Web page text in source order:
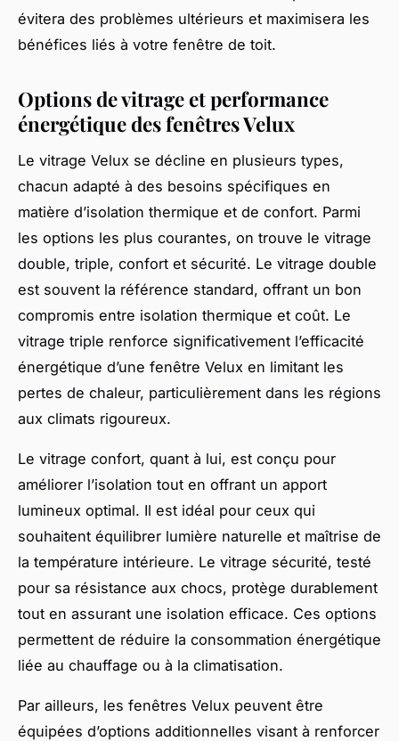
évitera des problèmes ultérieurs et maximisera les
bénéfices liés à votre fenêtre de toit.
Options de vitrage et performance
énergétique des fenêtres Velux
Le vitrage Velux se décline en plusieurs types,
chacun adapté à des besoins spécifiques en
matière d’isolation thermique et de confort. Parmi
les options les plus courantes, on trouve le vitrage
double, triple, confort et sécurité. Le vitrage double
est souvent la référence standard, offrant un bon
compromis entre isolation thermique et coût. Le
vitrage triple renforce significativement l’efficacité
énergétique d’une fenêtre Velux en limitant les
pertes de chaleur, particulièrement dans les régions
aux climats rigoureux.
Le vitrage confort, quant à lui, est conçu pour
améliorer l’isolation tout en offrant un apport
lumineux optimal. Il est idéal pour ceux qui
souhaitent équilibrer lumière naturelle et maîtrise de
la température intérieure. Le vitrage sécurité, testé
pour sa résistance aux chocs, protège durablement
tout en assurant une isolation efficace. Ces options
permettent de réduire la consommation énergétique
liée au chauffage ou à la climatisation.
Par ailleurs, les fenêtres Velux peuvent être
équipées d’options additionnelles visant à renforcer